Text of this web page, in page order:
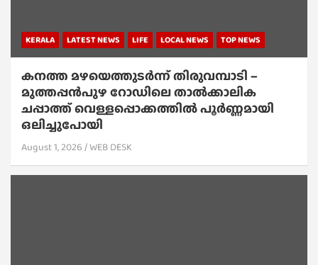
KERALA LATEST NEWS LIFE LOCAL NEWS TOP NEWS
കനത്ത മഴയെത്തുടർന്ന് തിരുവമ്പാടി –
മുത്തപ്പൻപുഴ റോഡിലെ താൽക്കാലിക
ചപ്പാത്ത് വെള്ളപ്പൊക്കത്തിൽ പൂർണ്ണമായി
ഒലിച്ചുപോയി
August 1, 2026 WEB DESK